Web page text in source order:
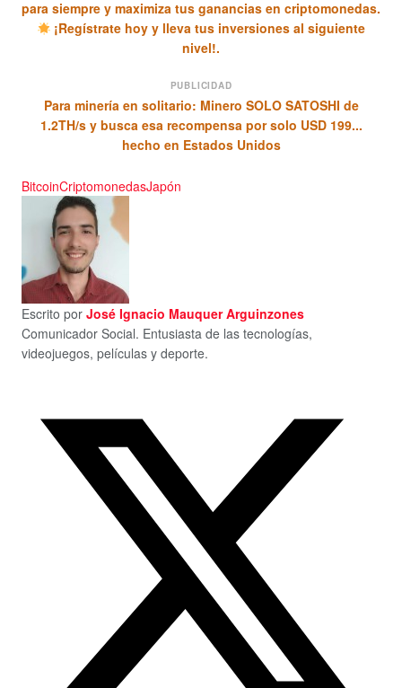
para siempre y maximiza tus ganancias en criptomonedas.
¡Regístrate hoy y lleva tus inversiones al siguiente
nivel!.
PUBLICIDAD
Para minería en solitario: Minero SOLO SATOSHI de
1.2TH/s y busca esa recompensa por solo USD 199...
hecho en Estados Unidos
BitcoinCriptomonedasJapón
Escrito por José Ignacio Mauquer Arguinzones
Comunicador Social. Entusiasta de las tecnologías,
videojuegos, películas y deporte.